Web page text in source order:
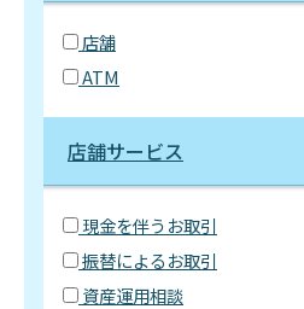
店舗
ATM
店舗サービス
現金を伴うお取引
振替によるお取引
資産運用相談